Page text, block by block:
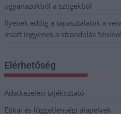
ugyanazokból a szögekből
Ilyenek eddig a tapasztalatok a
miatt ingyenes a strandolás
Elérhetőség
Adatkezelési tájékoztató
Etikai és függetlenségi alapelvek